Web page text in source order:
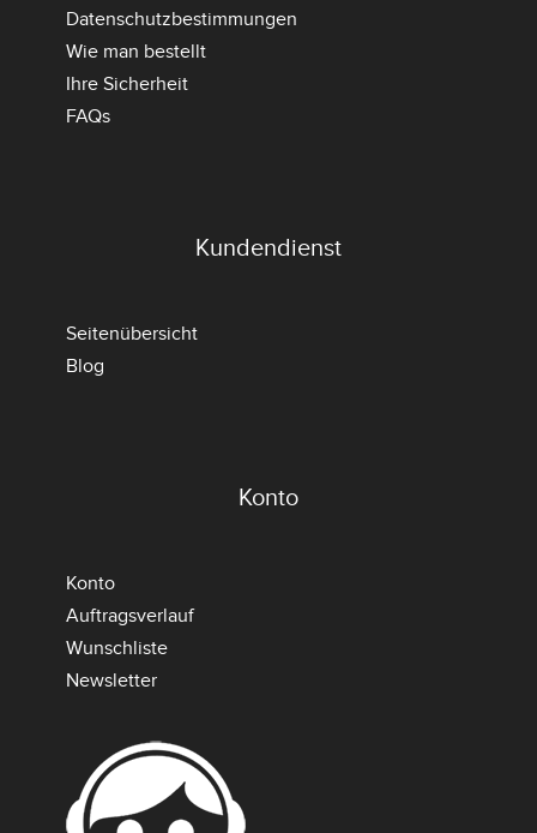
Datenschutzbestimmungen
Wie man bestellt
Ihre Sicherheit
FAQs
Kundendienst
Seitenübersicht
Blog
Konto
Konto
Auftragsverlauf
Wunschliste
Newsletter